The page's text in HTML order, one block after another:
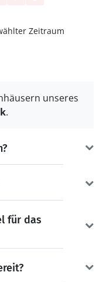
Zeitraum
unseres
.
für das